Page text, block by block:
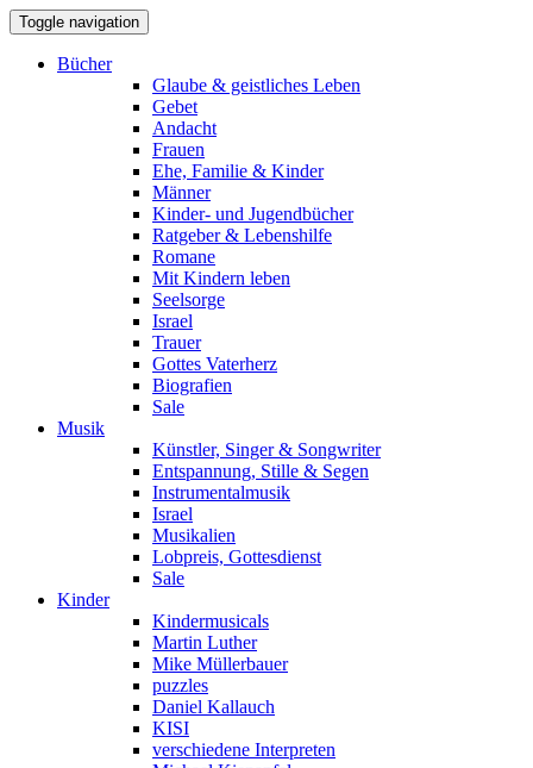
Toggle navigation
Bücher
Glaube & geistliches Leben
Gebet
Andacht
Frauen
Ehe, Familie & Kinder
Männer
Kinder- und Jugendbücher
Ratgeber & Lebenshilfe
Romane
Mit Kindern leben
Seelsorge
Israel
Trauer
Gottes Vaterherz
Biografien
Sale
Musik
Künstler, Singer & Songwriter
Entspannung, Stille & Segen
Instrumentalmusik
Israel
Musikalien
Lobpreis, Gottesdienst
Sale
Kinder
Kindermusicals
Martin Luther
Mike Müllerbauer
puzzles
Daniel Kallauch
KISI
verschiedene Interpreten